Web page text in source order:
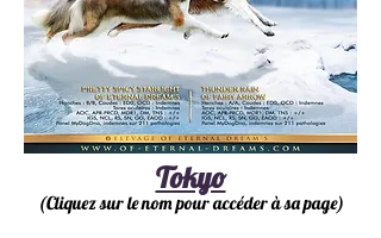
Tokyo
(Cliquez sur le nom pour accéder à sa page)